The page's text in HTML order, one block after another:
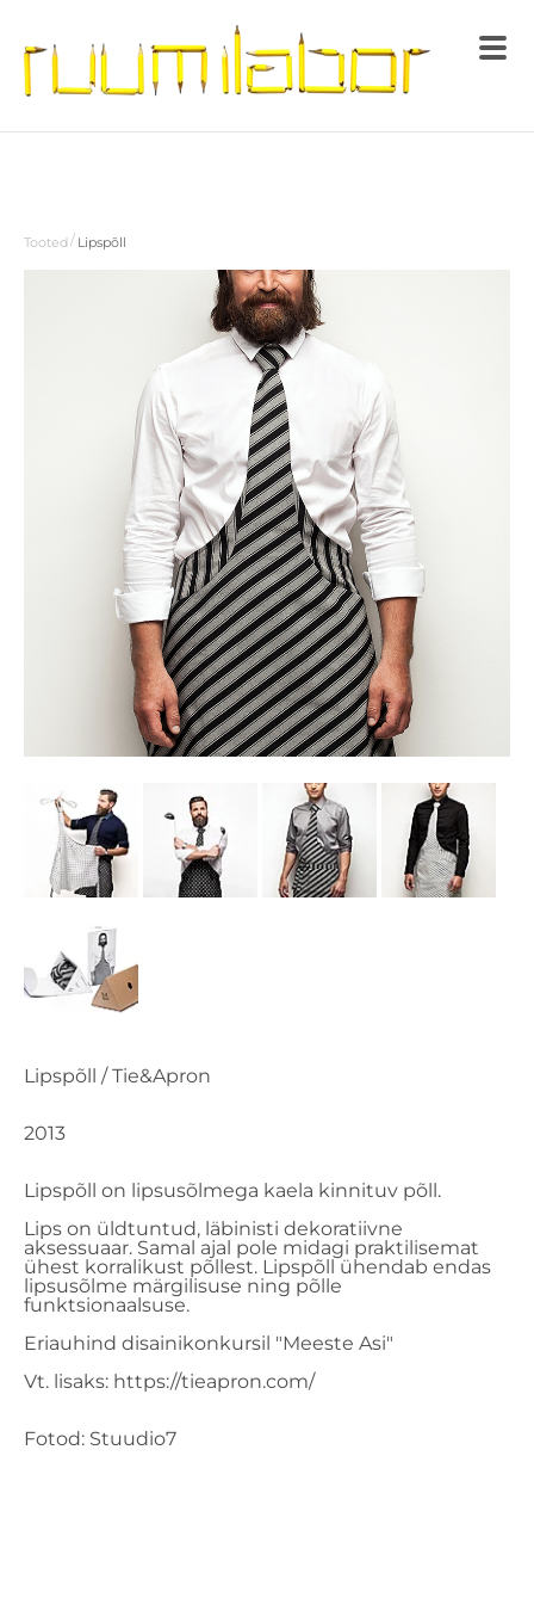
Tooted / Lipspõll
Lipspõll / Tie&Apron
2013
Lipspõll on lipsusõlmega kaela kinnituv põll.
Lips on üldtuntud, läbinisti dekoratiivne
aksessuaar. Samal ajal pole midagi praktilisemat
ühest korralikust põllest. Lipspõll ühendab endas
lipsusõlme märgilisuse ning põlle
funktsionaalsuse.
Eriauhind disainikonkursil "Meeste Asi"
Vt. lisaks: https://tieapron.com/
Fotod: Stuudio7